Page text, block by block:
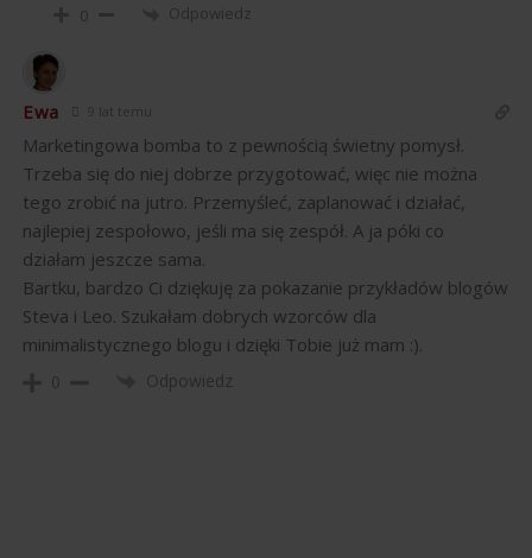
0 Odpowiedz
Ewa 9 lat temu
Marketingowa bomba to z pewnością świetny pomysł.
Trzeba się do niej dobrze przygotować, więc nie można
tego zrobić na jutro. Przemyśleć, zaplanować i działać,
najlepiej zespołowo, jeśli ma się zespół. A ja póki co
działam jeszcze sama.
Bartku, bardzo Ci dziękuję za pokazanie przykładów blogów
Steva i Leo. Szukałam dobrych wzorców dla
minimalistycznego blogu i dzięki Tobie już mam :).
0 Odpowiedz